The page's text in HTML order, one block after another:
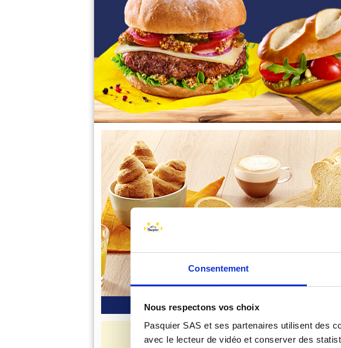
Consentement
Nous respectons vos choix
Pasquier SAS et ses partenaires utilisent des
avec le lecteur de vidéo et conserver des
Pour toutes vos histoires de petits